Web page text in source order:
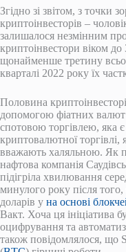
Згідно зі звітом, з точки
криптоінвесторів –
залишалося незмінним
криптоінвестори віком до
щонайменше третину
кварталі 2022 року їх
Половина
допомогою фіатних валют
спотовою торгівлею,
криптовалютної торгівлі,
вважають халяльною. Як
нафтова компанія
підігріла хвилювання
минулого року після того,
доларів у на основі
Вакт. Хоча ця ініціатива
оцифрування та
також повідомлялося, що